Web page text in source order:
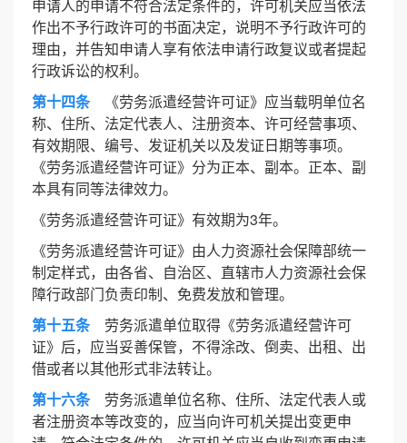
申请人的申请不符合法定条件的，许可机关应当依法
作出不予行政许可的书面决定，说明不予行政许可的
理由，并告知申请人享有依法申请行政复议或者提起
行政诉讼的权利。
第十四条《劳务派遣经营许可证》应当载明单位名
称、住所、法定代表人、注册资本、许可经营事项、
有效期限、编号、发证机关以及发证日期等事项。
《劳务派遣经营许可证》分为正本、副本。正本、副
本具有同等法律效力。
《劳务派遣经营许可证》有效期为3年。
《劳务派遣经营许可证》由人力资源社会保障部统一
制定样式，由各省、自治区、直辖市人力资源社会保
障行政部门负责印制、免费发放和管理。
第十五条劳务派遣单位取得《劳务派遣经营许可
证》后，应当妥善保管，不得涂改、倒卖、出租、出
借或者以其他形式非法转让。
第十六条劳务派遣单位名称、住所、法定代表人或
者注册资本等改变的，应当向许可机关提出变更申